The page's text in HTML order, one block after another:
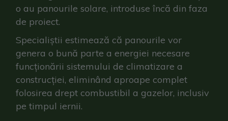
o au panourile solare, introduse încă din faza
de proiect.
Specialiștii estimează că panourile vor
genera o bună parte a energiei necesare
funcționării sistemului de climatizare a
construcției, eliminând aproape complet
folosirea drept combustibil a gazelor, inclusiv
pe timpul iernii.